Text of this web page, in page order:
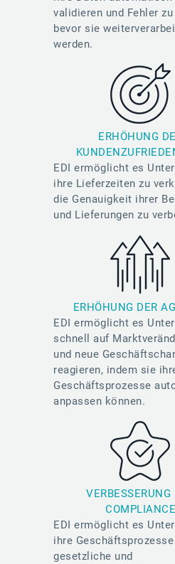
validieren und Fehler
bevor sie
werden.
ERHÖHUNG
EDI ermöglicht es
ihre Lieferzeiten zu
die Genauigkeit ihrer
und Lieferungen zu
ERHÖHUNG DER
EDI ermöglicht es
schnell auf
und neue
reagieren, indem sie
Geschäftsprozesse
anpassen können.
VERBESSERUNG
COMPLIANCE
EDI ermöglicht es
ihre
gesetzliche und